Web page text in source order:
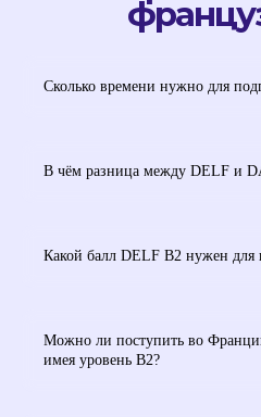
Сколько времени нужно для
В чём разница между DELF и
Какой балл DELF B2 нужен для
Можно ли поступить во
имея уровень B2?
вместе с